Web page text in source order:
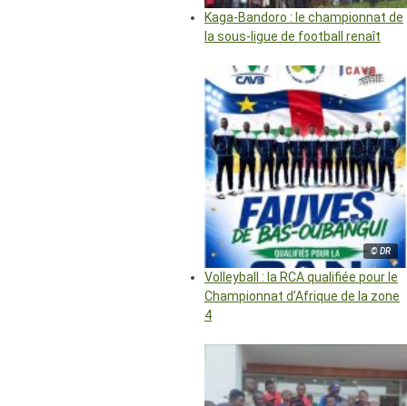
Kaga-Bandoro : le championnat de
la sous-ligue de football renaît
© DR
Volleyball : la RCA qualifiée pour le
Championnat d’Afrique de la zone
4